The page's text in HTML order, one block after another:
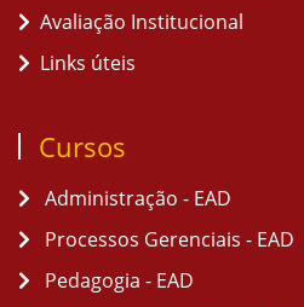
Avaliação Institucional
Links úteis
Cursos
Administração - EAD
Processos Gerenciais - EAD
Pedagogia - EAD